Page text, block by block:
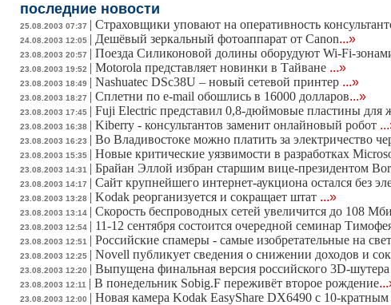
последние новости
25.08.2003 07:37 | Страховщики уповают на оперативность
24.08.2003 12:05 | Дешёвый зеркальный фотоаппарат от Canon...»
23.08.2003 20:57 | Поезда Силиконовой долины оборудуют Wi-Fi-
23.08.2003 19:52 | Motorola представляет новинки в Тайване ...»
23.08.2003 18:49 | Nashuatec DSc38U – новый сетевой принтер ...»
23.08.2003 18:27 | Сплетни по e-mail обошлись в 16000 долларов...»
23.08.2003 17:45 | Fuji Electric представил 0,8-дюймовые пластины для
23.08.2003 16:38 | Kiberry - консультантов заменит онлайновый робот
23.08.2003 16:23 | Во Владивостоке можно платить за электричество
23.08.2003 15:35 | Новые критические уязвимости в разработках
23.08.2003 14:31 | Брайан Эллой избран старшим вице-президентом
23.08.2003 14:17 | Сайт крупнейшего интернет-аукциона остался без
23.08.2003 13:28 | Kodak реорганизуется и сокращает штат ...»
23.08.2003 13:14 | Скорость беспроводных сетей увеличится до 108
23.08.2003 12:54 | 11-12 сентября состоится очередной семинар
23.08.2003 12:51 | Российские спамеры - самые изобретательные на
23.08.2003 12:25 | Novell публикует сведения о снижении доходов и
23.08.2003 12:20 | Выпущена финальная версия российского 3D-
23.08.2003 12:11 | В понедельник Sobig.F переживёт второе рождение
23.08.2003 12:00 | Новая камера Kodak EasyShare DX6490 с 10-